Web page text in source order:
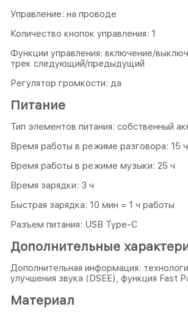
Управление: на проводе
Количество кнопок управления: 1
Функции управления: включение/
трек следующий/предыдущий
Регулятор громкости: да
Питание
Тип элементов питания: собственный
Время работы в режиме разговора: 15 ч
Время работы в режиме музыки: 25 ч
Время зарядки: 3 ч
Быстрая зарядка: 10 мин = 1 ч работы
Разъем питания: USB Type-C
Дополнительные
Дополнительная информация:
улучшения звука (DSEE), функция Fast
Материал